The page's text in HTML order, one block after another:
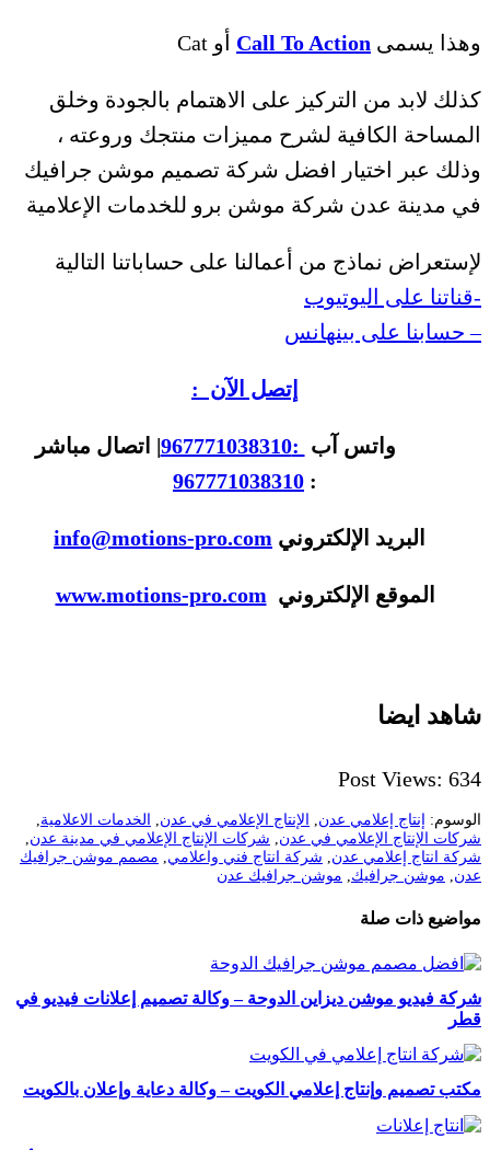
وهذا يسمى Call To Action أو Cat
كذلك لابد من التركيز على الاهتمام بالجودة وخلق
المساحة الكافية لشرح مميزات منتجك وروعته ،
وذلك عبر اختيار افضل شركة تصميم موشن جرافيك
في مدينة عدن شركة موشن برو للخدمات الإعلامية
لإستعراض نماذج من أعمالنا على حساباتنا التالية
-قناتنا على اليوتيوب
– حسابنا على بينهانس
إتصل الآن :
واتس آب :967771038310
| اتصال مباشر
:
967771038310
البريد الإلكتروني info@motions-pro.com
الموقع الإلكترونيwww.motions-pro.com
شاهد ايضا
Post Views: 634
الوسوم: إنتاج إعلامي عدن الإنتاج الإعلامي في عدن الخدمات الاعلامية
شركات الإنتاج الإعلامي في عدن
شركات الإنتاج الإعلامي في مدينة عدن
شركة انتاج إعلامي عدن
شركة انتاج فني واعلامي
مصمم موشن جرافيك
عدن
موشن جرافيك موشن جرافيك عدن
مواضيع ذات صلة
شركة فيديو موشن ديزاين الدوحة – وكالة تصميم إعلانات فيديو في
قطر
مكتب تصميم وإنتاج إعلامي الكويت – وكالة دعاية وإعلان بالكويت